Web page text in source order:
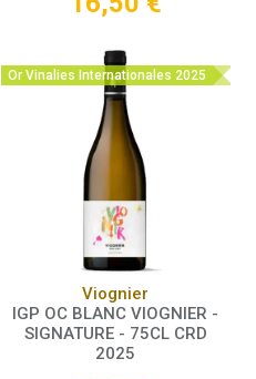
Or Vinalies Internationales 2025
Panier
Viognier
IGP OC BLANC VIOGNIER -
SIGNATURE - 75CL CRD
2025